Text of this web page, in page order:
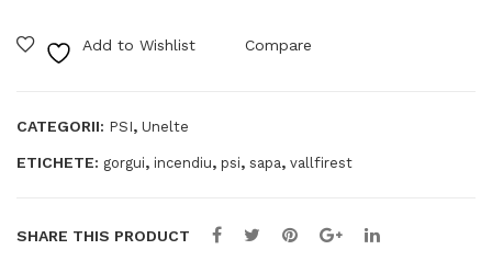
V2
Add to Wishlist Compare
CATEGORII: PSI, Unelte
ETICHETE: gorgui, incendiu, psi, sapa, vallfirest
SHARE THIS PRODUCT